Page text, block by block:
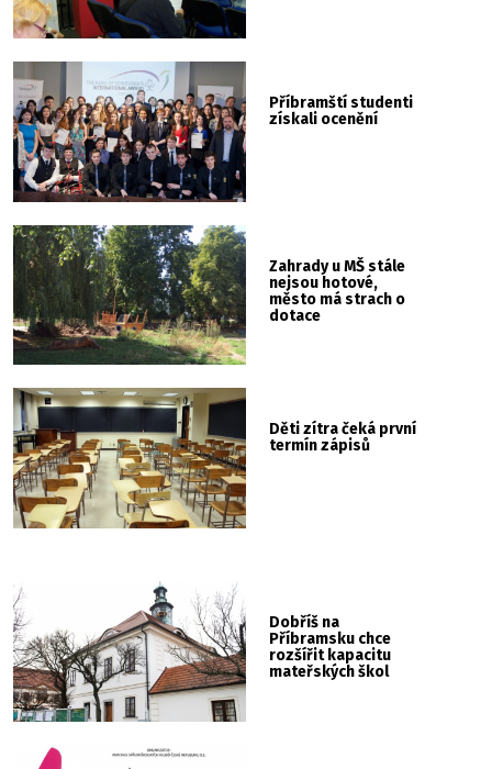
Příbramští studenti
získali ocenění
Zahrady u MŠ stále
nejsou hotové,
město má strach o
dotace
Děti zítra čeká první
termín zápisů
Dobříš na
Příbramsku chce
rozšířit kapacitu
mateřských škol